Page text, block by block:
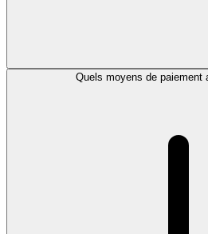
Quels moyens de paiement